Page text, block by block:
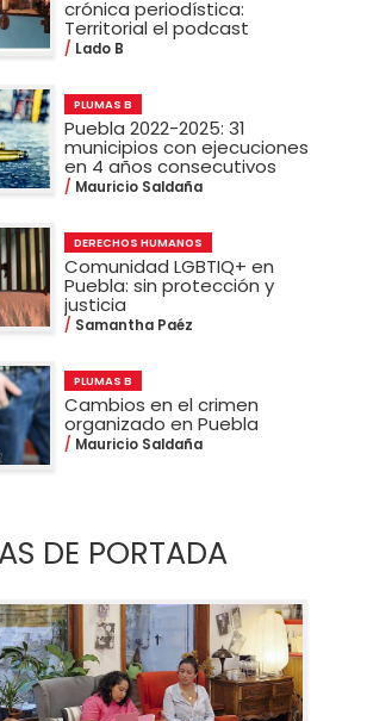
crónica periodística:
Territorial el podcast
Lado B
PLUMAS B
Puebla 2022-2025: 31
municipios con ejecuciones
en 4 años consecutivos
Mauricio Saldaña
DERECHOS HUMANOS
Comunidad LGBTIQ+ en
Puebla: sin protección y
justicia
Samantha Paéz
PLUMAS B
Cambios en el crimen
organizado en Puebla
Mauricio Saldaña
DE PORTADA